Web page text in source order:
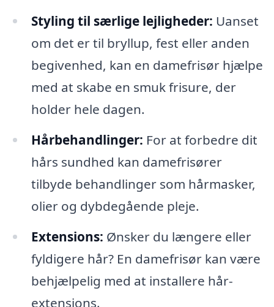
Styling til særlige lejligheder: Uanset
om det er til bryllup, fest eller anden
begivenhed, kan en damefrisør hjælpe
med at skabe en smuk frisure, der
holder hele dagen.
Hårbehandlinger: For at forbedre dit
hårs sundhed kan damefrisører
tilbyde behandlinger som hårmasker,
olier og dybdegående pleje.
Extensions: Ønsker du længere eller
fyldigere hår? En damefrisør kan være
behjælpelig med at installere hår-
extensions.